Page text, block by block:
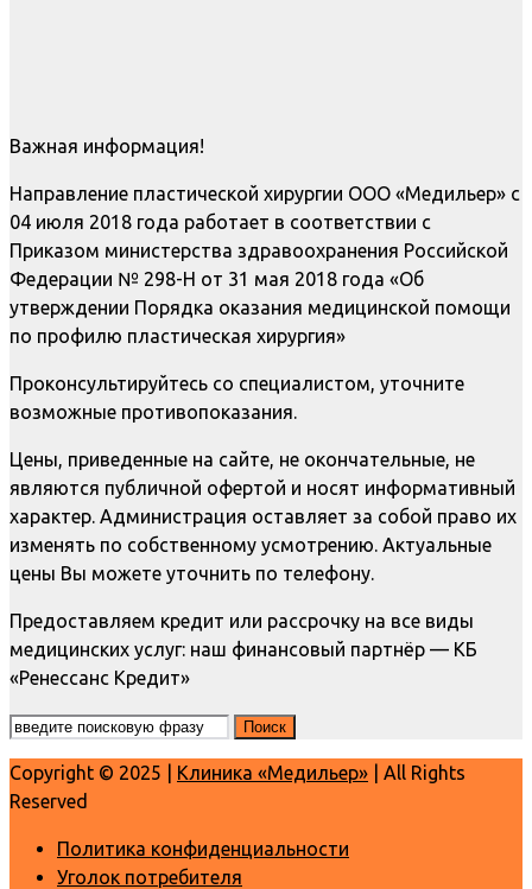
Важная информация!
Направление пластической хирургии ООО «Медильер» с
04 июля 2018 года работает в соответствии с
Приказом министерства здравоохранения Российской
Федерации № 298-Н от 31 мая 2018 года «Об
утверждении Порядка оказания медицинской помощи
по профилю пластическая хирургия»
Проконсультируйтесь со специалистом, уточните
возможные противопоказания.
Цены, приведенные на сайте, не окончательные, не
являются публичной офертой и носят информативный
характер. Администрация оставляет за собой право их
изменять по собственному усмотрению. Актуальные
цены Вы можете уточнить по телефону.
Предоставляем кредит или рассрочку на все виды
медицинских услуг: наш финансовый партнёр — КБ
«Ренессанс Кредит»
Copyright © 2025 | Клиника «Медильер» | All Rights
Reserved
Политика конфиденциальности
Уголок потребителя